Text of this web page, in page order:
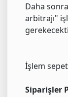
Daha
arbitrajı"
İşlem
Siparişler